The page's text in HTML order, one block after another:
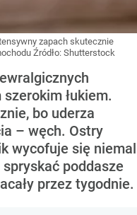
zapach skutecznie
Źródło: Shutterstock
łukiem.
bo uderza
– węch. Ostry
wycofuje się niemal
poddasze
przez tygodnie.